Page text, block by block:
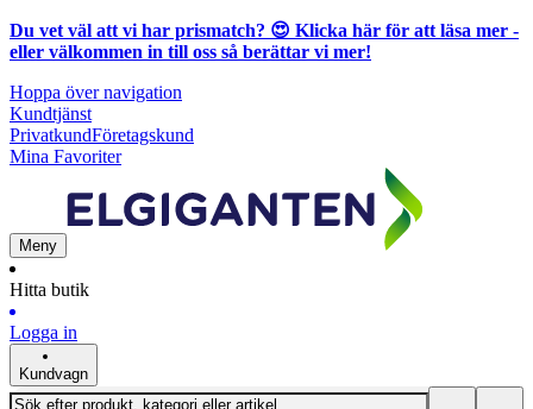
Du vet väl att vi har prismatch? 😍 Klicka här för att läsa mer -
eller välkommen in till oss så berättar vi mer!
Hoppa över navigation
Kundtjänst
PrivatkundFöretagskund
Mina Favoriter
Meny
Hitta butik
Logga in
Kundvagn